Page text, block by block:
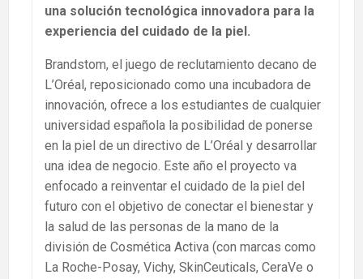
una solución tecnológica innovadora para la
experiencia del cuidado de la piel.
Brandstom, el juego de reclutamiento decano de
L’Oréal, reposicionado como una incubadora de
innovación, ofrece a los estudiantes de cualquier
universidad española la posibilidad de ponerse
en la piel de un directivo de L’Oréal y desarrollar
una idea de negocio. Este año el proyecto va
enfocado a reinventar el cuidado de la piel del
futuro con el objetivo de conectar el bienestar y
la salud de las personas de la mano de la
división de Cosmética Activa (con marcas como
La Roche-Posay, Vichy, SkinCeuticals, CeraVe o